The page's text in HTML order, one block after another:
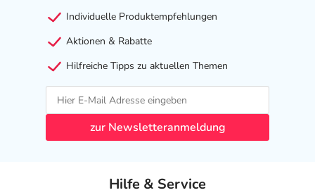
Individuelle Produktempfehlungen
Aktionen & Rabatte
Hilfreiche Tipps zu aktuellen Themen
zur Newsletteranmeldung
Hilfe & Service